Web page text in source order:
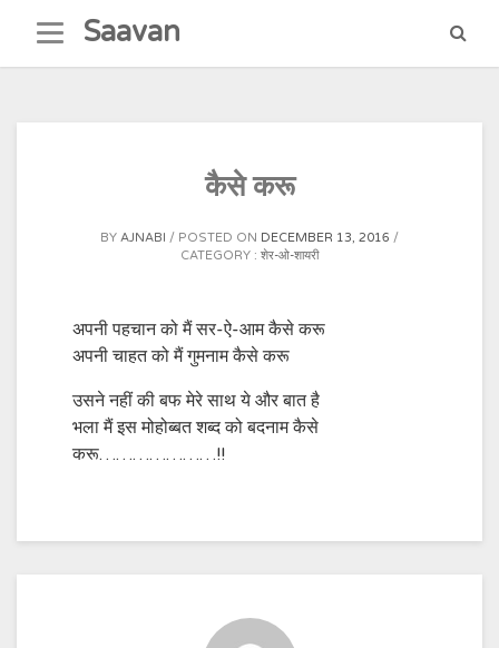
content
Saavan
कैसे करू
BY AJNABI POSTED ON DECEMBER 13, 2016
CATEGORY : शेर-ओ-शायरी
अपनी पहचान को मैं सर-ऐ-आम कैसे करू
अपनी चाहत को मैं गुमनाम कैसे करू
उसने नहीं की बफ मेरे साथ ये और बात है
भला मैं इस मोहोब्बत शब्द को बदनाम कैसे
करू…………………!!